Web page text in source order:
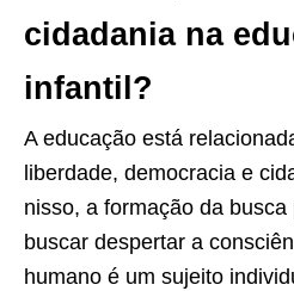
cidadania na
infantil?
A educação está
liberdade, democracia e
nisso, a formação da
buscar despertar a
humano é um sujeito